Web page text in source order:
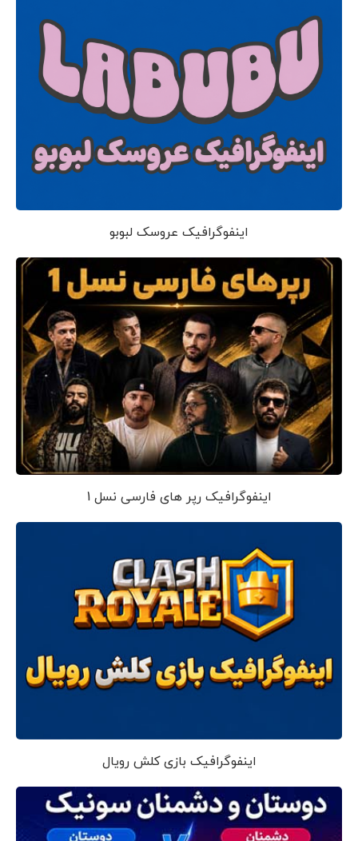
اینفوگرافیک عروسک لبوبو
اینفوگرافیک رپر های فارسی نسل 1
اینفوگرافیک بازی کلش رویال